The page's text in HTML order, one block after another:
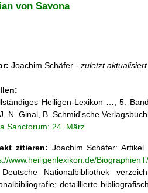
von Savona
Joachim Schäfer - zuletzt
Heiligen-Lexikon …, 5.
N. Ginal, B. Schmid'sche
Sanctorum: 24. März
zitieren: Joachim Schäfer: Artikel
www.heiligenlexikon.de/
Nationalbibliothek
detaillierte